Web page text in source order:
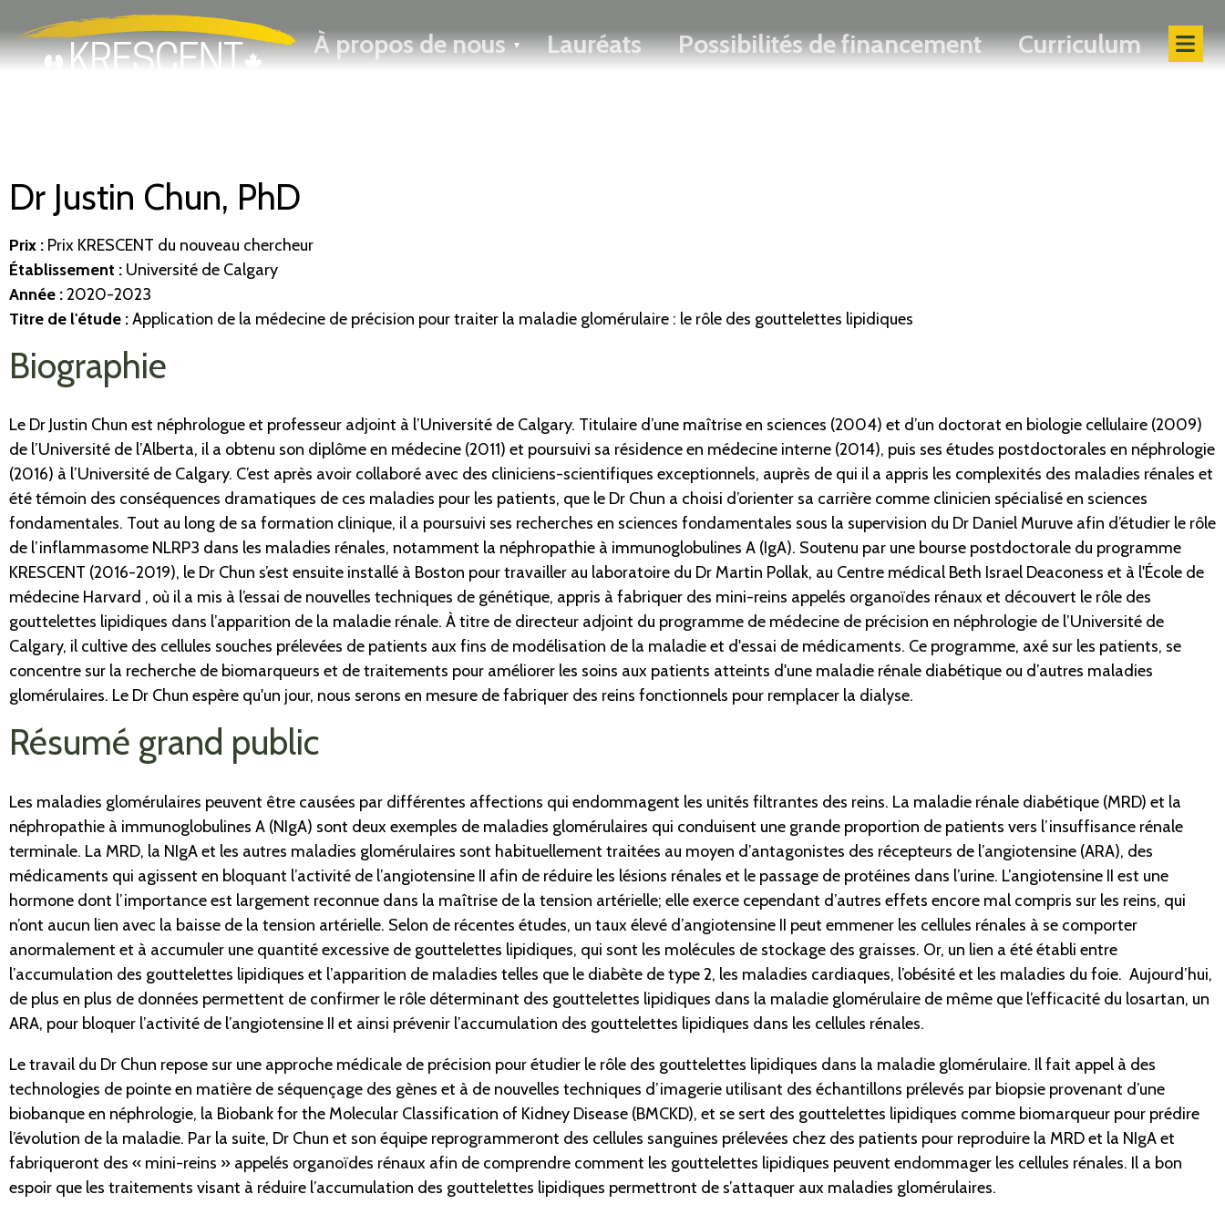
au
contenu
ENGLISH
À propos de nous Toggle menu
Lauréats Possibilités de financement Curriculum
Dr Justin Chun, PhD
Prix : Prix KRESCENT du nouveau chercheur
Établissement : Université de Calgary
Année :2020-2023
Titre de l'étude :Application de la médecine de précision pour traiter la maladie glomérulaire : le rôle des gouttelettes lipidiques
Biographie
Le Dr Justin Chun est néphrologue et professeur adjoint à l’Université de Calgary. Titulaire d’une maîtrise en sciences (2004) et d’un doctorat en biologie cellulaire (2009)
de l’Université de l’Alberta, il a obtenu son diplôme en médecine (2011) et poursuivi sa résidence en médecine interne (2014), puis ses études postdoctorales en néphrologie
(2016) à l’Université de Calgary. C’est après avoir collaboré avec des cliniciens-scientifiques exceptionnels, auprès de qui il a appris les complexités des maladies rénales et
été témoin des conséquences dramatiques de ces maladies pour les patients, que le Dr Chun a choisi d’orienter sa carrière comme clinicien spécialisé en sciences
fondamentales. Tout au long de sa formation clinique, il a poursuivi ses recherches en sciences fondamentales sous la supervision du Dr Daniel Muruve afin d’étudier le rôle
de l’inflammasome NLRP3 dans les maladies rénales, notamment la néphropathie à immunoglobulines A (IgA). Soutenu par une bourse postdoctorale du programme
KRESCENT (2016-2019), le Dr Chun s’est ensuite installé à Boston pour travailler au laboratoire du Dr Martin Pollak, au Centre médical Beth Israel Deaconess et à l'École de
médecine Harvard , où il a mis à l’essai de nouvelles techniques de génétique, appris à fabriquer des mini-reins appelés organoïdes rénaux et découvert le rôle des
gouttelettes lipidiques dans l’apparition de la maladie rénale. À titre de directeur adjoint du programme de médecine de précision en néphrologie de l’Université de
Calgary, il cultive des cellules souches prélevées de patients aux fins de modélisation de la maladie et d'essai de médicaments. Ce programme, axé sur les patients, se
concentre sur la recherche de biomarqueurs et de traitements pour améliorer les soins aux patients atteints d'une maladie rénale diabétique ou d’autres maladies
glomérulaires. Le Dr Chun espère qu'un jour, nous serons en mesure de fabriquer des reins fonctionnels pour remplacer la dialyse.
Résumé grand public
Les maladies glomérulaires peuvent être causées par différentes affections qui endommagent les unités filtrantes des reins. La maladie rénale diabétique (MRD) et la
néphropathie à immunoglobulines A (NIgA) sont deux exemples de maladies glomérulaires qui conduisent une grande proportion de patients vers l’insuffisance rénale
terminale. La MRD, la NIgA et les autres maladies glomérulaires sont habituellement traitées au moyen d’antagonistes des récepteurs de l’angiotensine (ARA), des
médicaments qui agissent en bloquant l’activité de l’angiotensine II afin de réduire les lésions rénales et le passage de protéines dans l’urine. L’angiotensine II est une
hormone dont l’importance est largement reconnue dans la maîtrise de la tension artérielle; elle exerce cependant d’autres effets encore mal compris sur les reins, qui
n’ont aucun lien avec la baisse de la tension artérielle. Selon de récentes études, un taux élevé d’angiotensine II peut emmener les cellules rénales à se comporter
anormalement et à accumuler une quantité excessive de gouttelettes lipidiques, qui sont les molécules de stockage des graisses. Or, un lien a été établi entre
l’accumulation des gouttelettes lipidiques et l’apparition de maladies telles que le diabète de type 2, les maladies cardiaques, l’obésité et les maladies du foie. Aujourd’hui,
de plus en plus de données permettent de confirmer le rôle déterminant des gouttelettes lipidiques dans la maladie glomérulaire de même que l’efficacité du losartan, un
ARA, pour bloquer l’activité de l’angiotensine II et ainsi prévenir l’accumulation des gouttelettes lipidiques dans les cellules rénales.
Le travail du Dr Chun repose sur une approche médicale de précision pour étudier le rôle des gouttelettes lipidiques dans la maladie glomérulaire. Il fait appel à des
technologies de pointe en matière de séquençage des gènes et à de nouvelles techniques d’imagerie utilisant des échantillons prélevés par biopsie provenant d’une
biobanque en néphrologie, la Biobank for the Molecular Classification of Kidney Disease (BMCKD), et se sert des gouttelettes lipidiques comme biomarqueur pour prédire
l’évolution de la maladie. Par la suite, Dr Chun et son équipe reprogrammeront des cellules sanguines prélevées chez des patients pour reproduire la MRD et la NIgA et
fabriqueront des « mini-reins » appelés organoïdes rénaux afin de comprendre comment les gouttelettes lipidiques peuvent endommager les cellules rénales. Il a bon
espoir que les traitements visant à réduire l’accumulation des gouttelettes lipidiques permettront de s’attaquer aux maladies glomérulaires.